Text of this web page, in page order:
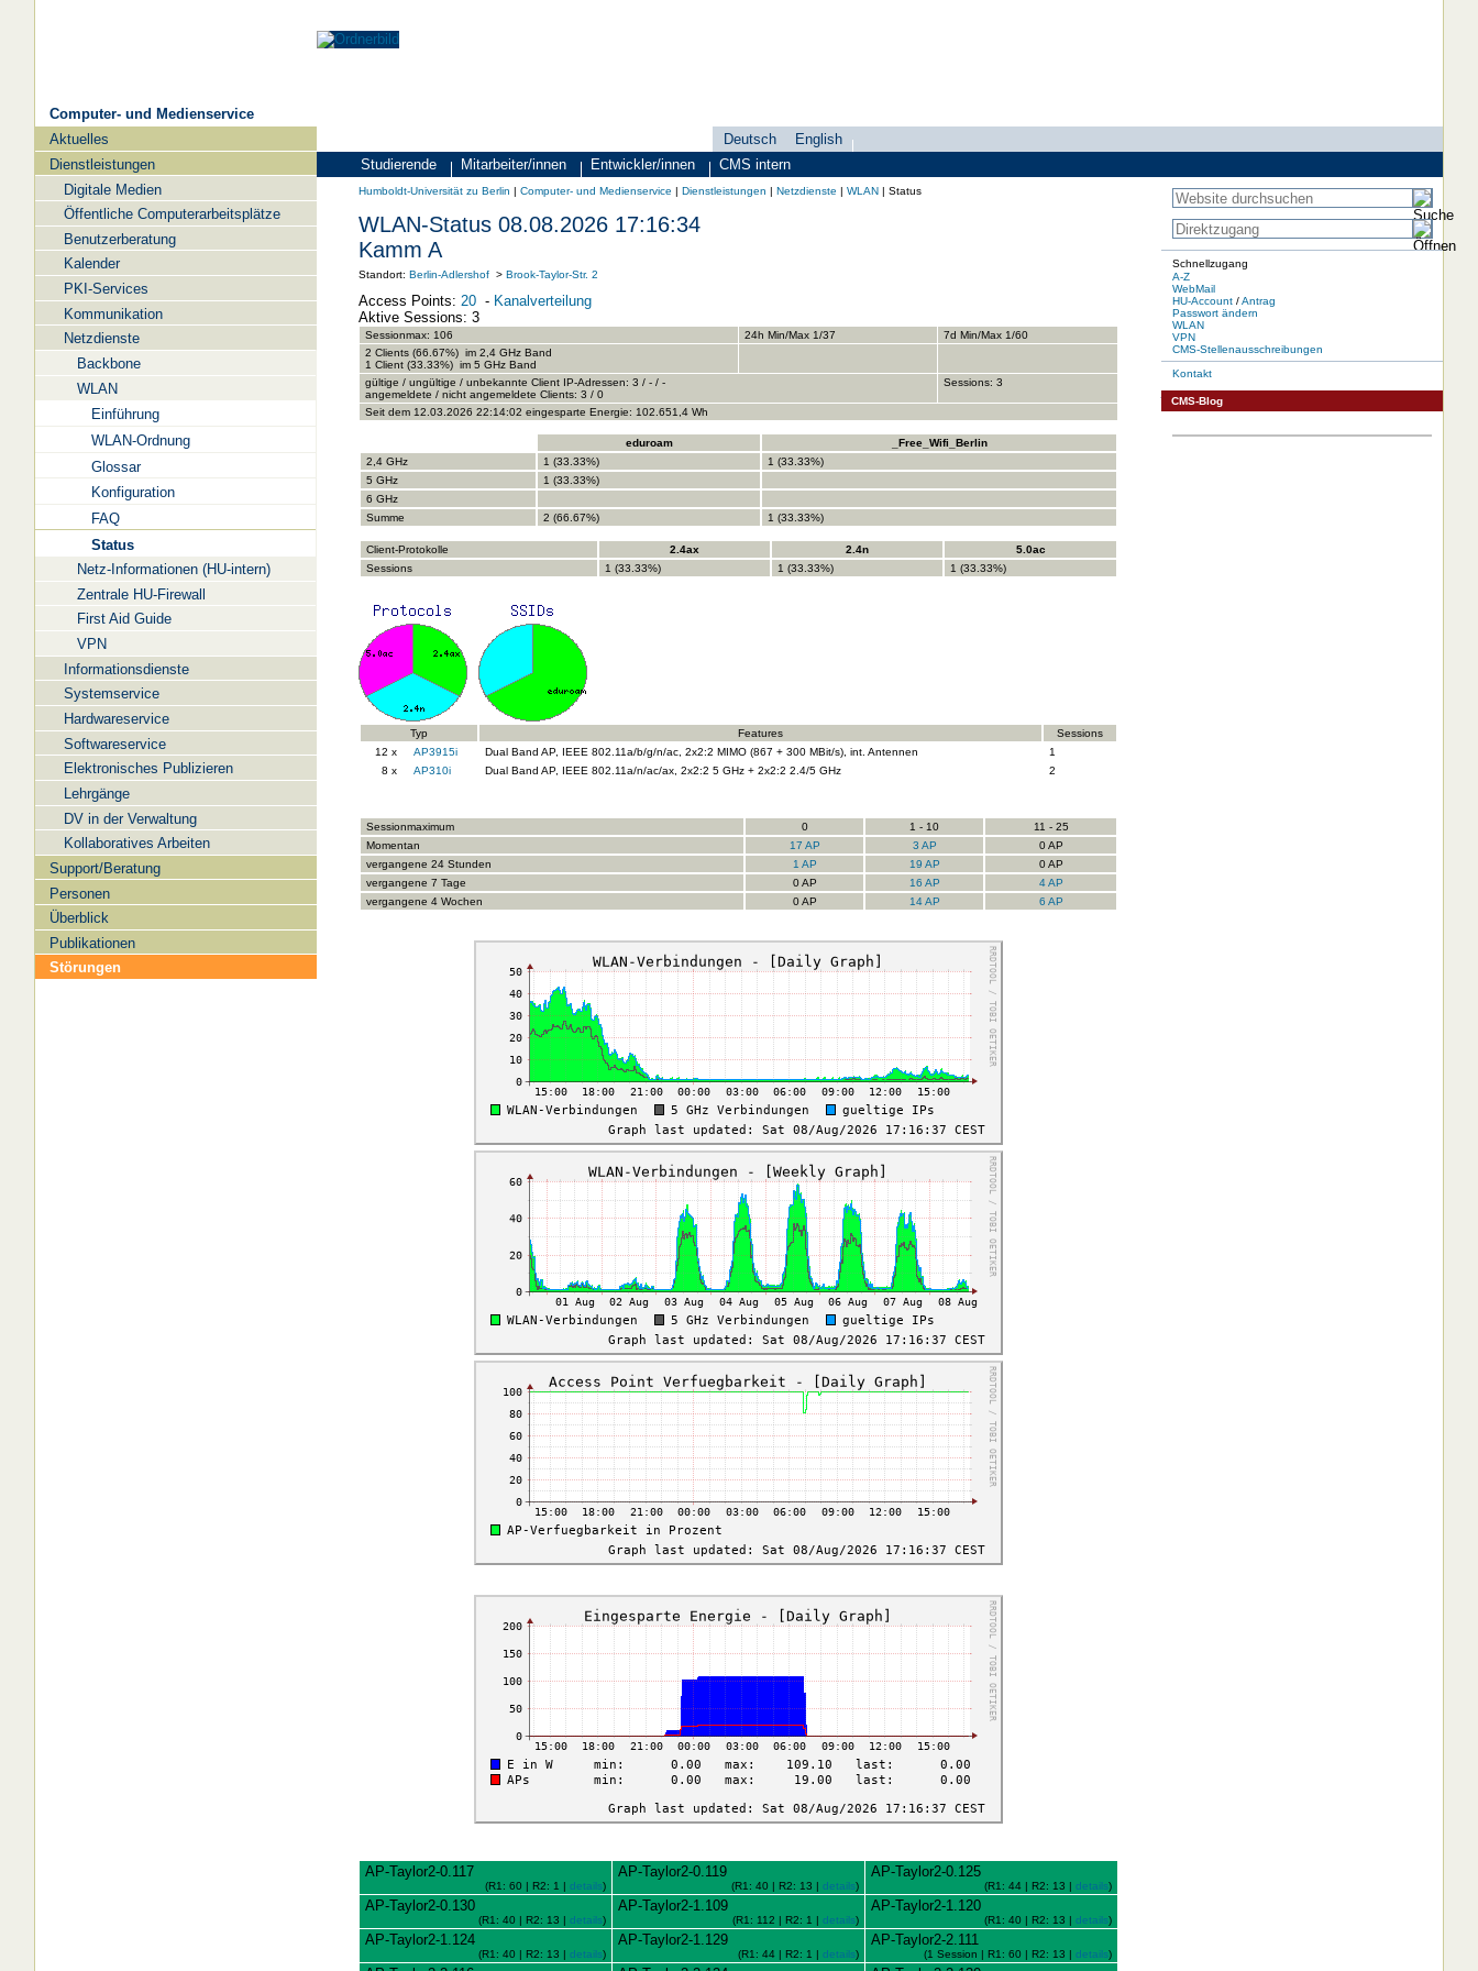
Computer- und Medienservice
Navigation
Aktuelles
Dienstleistungen
Digitale Medien
Öffentliche Computerarbeitsplätze
Benutzerberatung
Kalender
PKI-Services
Kommunikation
Netzdienste
Backbone
WLAN
Einführung
WLAN-Ordnung
Glossar
Konfiguration
FAQ
Status
Netz-Informationen (HU-intern)
Zentrale HU-Firewall
First Aid Guide
VPN
Informationsdienste
Systemservice
Hardwareservice
Softwareservice
Elektronisches Publizieren
Lehrgänge
DV in der Verwaltung
Kollaboratives Arbeiten
Support/Beratung
Personen
Überblick
Publikationen
Störungen
Zielgruppen
Studierende Mitarbeiter/innen Entwickler/innen CMS intern
Sprachauswahl
Deutsch
English
search-menu
Humboldt-
Universität
Berlin
Computer-
und
Medienservice
Humboldt-Universität zu Berlin | Computer- und Medienservice | Dienstleistungen | Netzdienste | WLAN | Status
WLAN-Status 08.08.2026 17:16:34
Kamm A
Standort: Berlin-Adlershof > Brook-Taylor-Str. 2
Access Points:20 - Kanalverteilung
Aktive Sessions: 3
Sessionmax: 106 24h Min/Max 1/37
7d Min/Max 1/60
2 Clients (66.67%) im 2,4 GHz Band
1 Client (33.33%) im 5 GHz Band
gültige / ungültige / unbekannte Client IP-Adressen: 3 / - / -
angemeldete / nicht angemeldete Clients: 3 / 0
Sessions: 3
Seit dem 12.03.2026 22:14:02 eingesparte Energie: 102.651,4 Wh
eduroam
_Free_Wifi_Berlin
2,4 GHz
1 (33.33%)
1 (33.33%)
5 GHz
1 (33.33%)
6 GHz
Summe
2 (66.67%) 1 (33.33%)
Client-Protokolle 2.4ax 2.4n
5.0ac
Sessions
1 (33.33%) 1 (33.33%) 1 (33.33%)
Typ Features
Sessions
12 x
AP3915i Dual Band AP, IEEE 802.11a/b/g/n/ac, 2x2:2 MIMO (867 + 300 MBit/s), int. Antennen
1
8 x
AP310i Dual Band AP, IEEE 802.11a/n/ac/ax, 2x2:2 5 GHz + 2x2:2 2.4/5 GHz 2
Sessionmaximum 0 1 - 10
11 - 25
Momentan
17 AP 3 AP
0 AP
vergangene 24 Stunden
1 AP 19 AP
0 AP
vergangene 7 Tage
0 AP 16 AP
4 AP
vergangene 4 Wochen
0 AP 14 AP 6 AP
AP-Taylor2-0.117
(R1: 60 | R2: 1 |details)
AP-Taylor2-0.119
(R1: 40 | R2: 13 |details)
AP-Taylor2-0.125
(R1: 44 | R2: 13 |details)
AP-Taylor2-0.130
(R1: 40 | R2: 13 |details)
AP-Taylor2-1.109
(R1: 112 | R2: 1 |details)
AP-Taylor2-1.120
(R1: 40 | R2: 13 |details)
AP-Taylor2-1.124
(R1: 40 | R2: 13 |details)
AP-Taylor2-1.129
(R1: 44 | R2: 1 |details)
AP-Taylor2-2.111
(1 Session | R1: 60 | R2: 13 |details)
Schnellzugang
A-Z
WebMail
HU-Account /Antrag
Passwort ändern
WLAN
VPN
CMS-Stellenausschreibungen
Kontakt
CMS-Blog